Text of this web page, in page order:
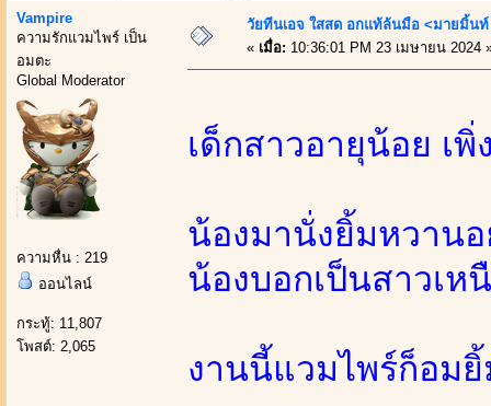
Vampire
ความรักแวมไพร์ เป็น
อมตะ
Global Moderator
ความหื่น : 219
ออนไลน์
กระทู้: 11,807
โพสต์: 2,065
วัยทีนเอจ ใสสด อกแท้ล้นมือ <มายมิ้นท์
« เมื่อ: 10:36:01 PM 23 เมษายน 2024
เด็กสาวอายุน้อย เ
น้องมานั่งยิ้มหวาน
น้องบอกเป็นสาวเห
งานนี้แวมไพร์ก็อม